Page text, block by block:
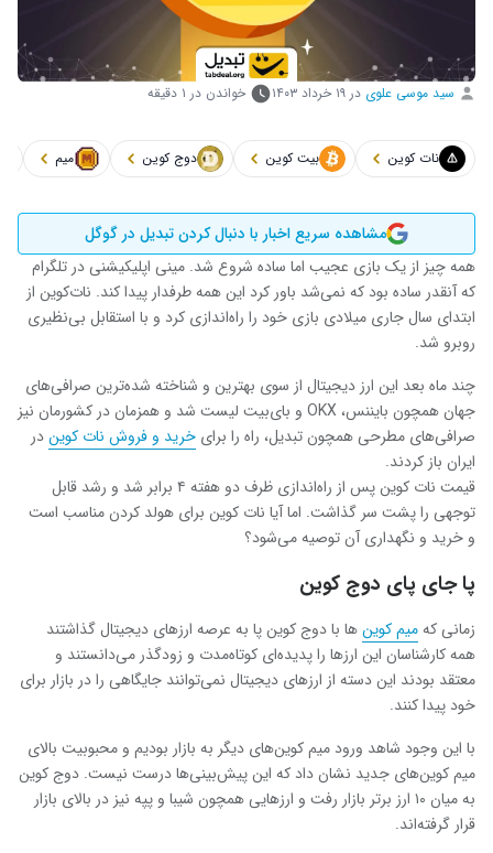
سید موسی علوی در ۱۹ خرداد ۱۴۰۳ خواندن در ۱ دقیقه
نات کوین بیت کوین دوج کوین میم
مشاهده سریع اخبار با دنبال کردن تبدیل در گوگل
همه چیز از یک بازی عجیب اما ساده شروع شد. مینی اپلیکیشنی در تلگرام
که آنقدر ساده بود که نمی‌شد باور کرد این همه طرفدار پیدا کند. نات‌کوین از
ابتدای سال جاری میلادی بازی خود را راه‌اندازی کرد و با استقابل بی‌نظیری
روبرو شد.
چند ماه بعد این ارز دیجیتال از سوی بهترین و شناخته‌ شده‌ترین صرافی‌های
جهان همچون بایننس، OKX و بای‌بیت لیست شد و همزمان در کشورمان نیز
صرافی‌های مطرحی همچون تبدیل، راه را برای خرید و فروش نات کویندر
ایران باز کردند.
قیمت نات کوین پس از راه‌اندازی ظرف دو هفته ۴ برابر شد و رشد قابل
توجهی را پشت سر گذاشت. اما آیا نات کوین برای هولد کردن مناسب است
و خرید و نگهداری آن توصیه می‌شود؟
پا جای پای دوج کوین
زمانی کهمیم کوین‌ها با دوج کوین پا به عرصه ارزهای دیجیتال گذاشتند
همه کارشناسان این ارزها را پدیده‌ای کوتاه‌مدت و زودگذر می‌دانستند و
معتقد بودند این دسته از ارزهای دیجیتال نمی‌توانند جایگاهی را در بازار برای
خود پیدا کنند.
با این وجود شاهد ورود میم کوین‌های دیگر به بازار بودیم و محبوبیت بالای
میم کوین‌های جدید نشان داد که این پیش‌بینی‌ها درست نیست. دوج کوین
به میان ۱۰ ارز برتر بازار رفت و ارزهایی همچون شیبا و پپه نیز در بالای بازار
قرار گرفته‌اند.